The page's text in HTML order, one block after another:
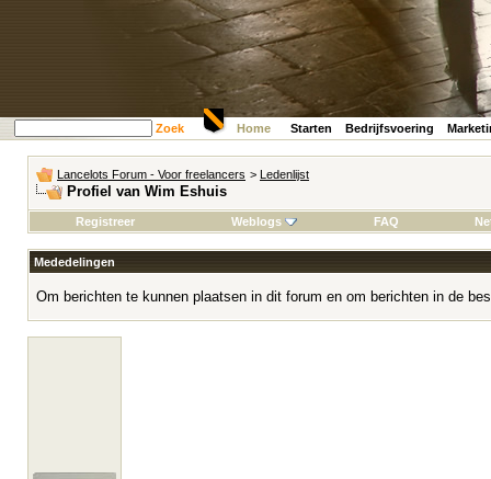
Zoek Home Starten Bedrijfsvoering
Lancelots Forum - Voor freelancers > Ledenlijst
Profiel van Wim Eshuis
Registreer Weblogs FAQ
Mededelingen
Om berichten te kunnen plaatsen in dit forum en om berichten in de